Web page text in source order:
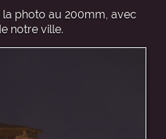
photo au 200mm, avec
notre ville.